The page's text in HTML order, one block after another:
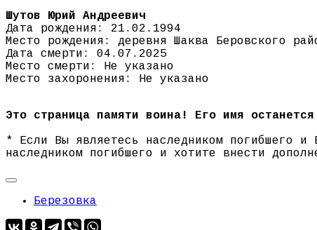
Шутов Юрий Андреевич
Дата рождения: 21.02.1994
Место рождения: деревня Шаква Беровского
Дата смерти: 04.07.2025
Место смерти: Не указано
Место захоронения: Не указано
Это страница памяти воина! Его имя
* Если Вы являетесь наследником погибшего
наследником погибшего и хотите внести
Березовка